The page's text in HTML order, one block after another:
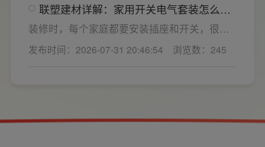
关键。如果装修时开关、插座的数量设置不
够，或者开关、插座的位置设置不合理，会给
隐患。 所以装修前一定要精心规划开关、插座
联塑建材详解：家用开关电气套装怎么
选，开关插座怎么安装更安全
装修时，每个家庭都要安装插座和开关，很多
业主在挑选家用开关电气套装之后，并不清楚
插座、开关合理的离地高度以及规范的安装方
发布时间：2026-07-31 20:46:54 浏览数：245